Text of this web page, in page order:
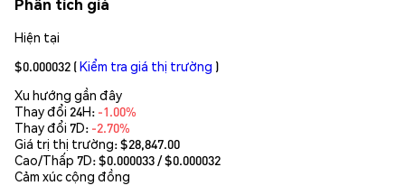
Phân tích giá
Hiện tại
$0.000032 (Kiểm tra giá thị trường )
Xu hướng gần đây
Thay đổi 24H: -1.00%
Thay đổi 7D: -2.70%
Giá trị thị trường:$28,847.00
Cao/Thấp 7D: $0.000033/ $0.000032
Cảm xúc cộng đồng